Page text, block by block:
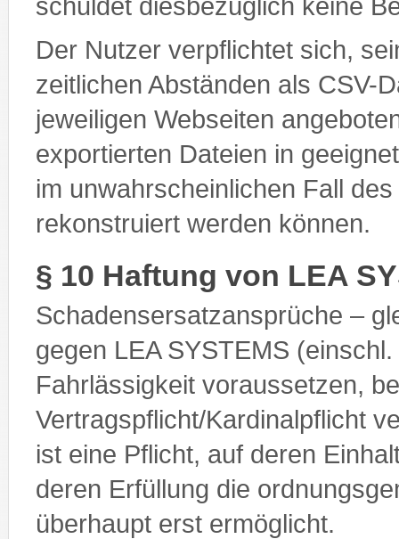
Der Nutzer verpflichtet sich,
zeitlichen Abständen als CSV-
jeweiligen Webseiten
exportierten Dateien in
im unwahrscheinlichen Fall
rekonstruiert werden können.
§ 10 Haftung von LEA
Schadensersatzansprüche –
gegen LEA SYSTEMS
Fahrlässigkeit voraussetzen,
Vertragspflicht/Kardinalpflicht
ist eine Pflicht, auf deren
deren Erfüllung die
überhaupt erst ermöglicht.